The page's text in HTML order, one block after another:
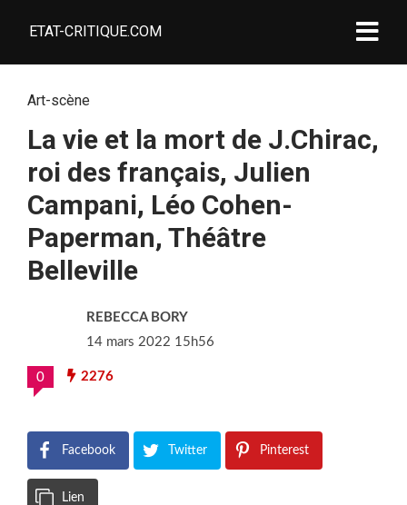
ETAT-CRITIQUE.COM
Art-scène
La vie et la mort de J.Chirac,
roi des français, Julien
Campani, Léo Cohen-
Paperman, Théâtre
Belleville
REBECCA BORY
14 mars 2022 15h56
0 2276
Facebook Twitter Pinterest
Lien